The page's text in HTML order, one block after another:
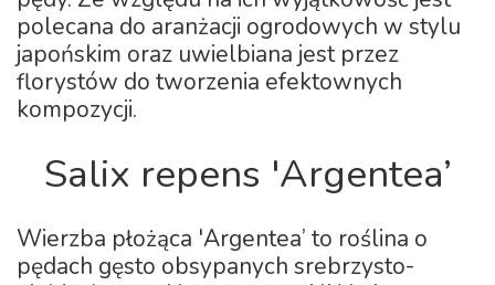
polecana do aranżacji ogrodowych w stylu
japońskim oraz uwielbiana jest przez
florystów do tworzenia efektownych
kompozycji.
Salix repens 'Argentea’
Wierzba płożąca 'Argentea’ to roślina o
pędach gęsto obsypanych srebrzysto-